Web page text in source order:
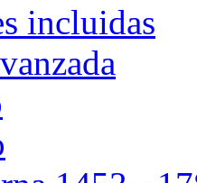
incluidas